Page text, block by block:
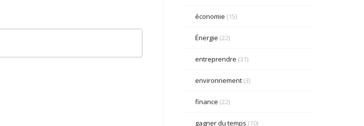
économie (15)
Énergie (22)
entreprendre (31)
environnement(3)
finance (22)
gagner du temps (10)